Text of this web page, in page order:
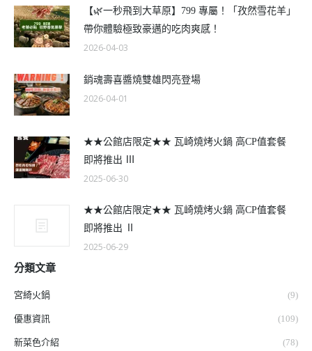
【🌿一秒飛到大草原】799 專屬！「孜然雪花羊」
帶你體驗極致豪邁的吃肉爽感！
2026-04-03
銷魂壽喜醬燒雙雄閃亮登場
2026-04-01
★★公館店限定★★ 瓦崎燒烤火鍋 高CP值套餐
即將推出 Ⅲ
2025-06-30
★★公館店限定★★ 瓦崎燒烤火鍋 高CP值套餐
即將推出 Ⅱ
2025-06-29
分類文章
宮綺火鍋 (9)
優惠資訊 (109)
新菜色介紹 (78)